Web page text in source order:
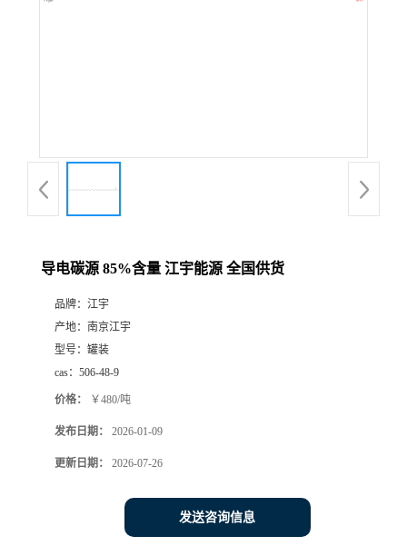
导电碳源 85%含量 江宇能源 全国供货
品牌： 江宇
产地： 南京江宇
型号： 罐装
cas： 506-48-9
价格： ￥480/吨
发布日期： 2026-01-09
更新日期： 2026-07-26
发送咨询信息